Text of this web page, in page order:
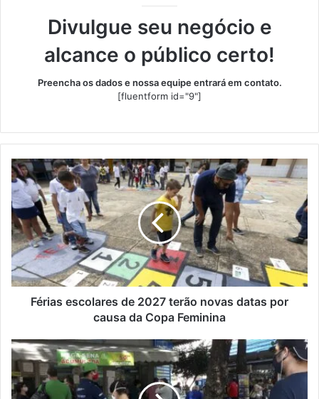
Divulgue seu negócio e
alcance o público certo!
Preencha os dados e nossa equipe entrará em contato.
[fluentform id="9"]
Férias
escolares
de
2027
terão
novas
datas
por
causa
Férias escolares de 2027 terão novas datas por
causa da Copa Feminina
Justiça
proíbe
plataforma
de